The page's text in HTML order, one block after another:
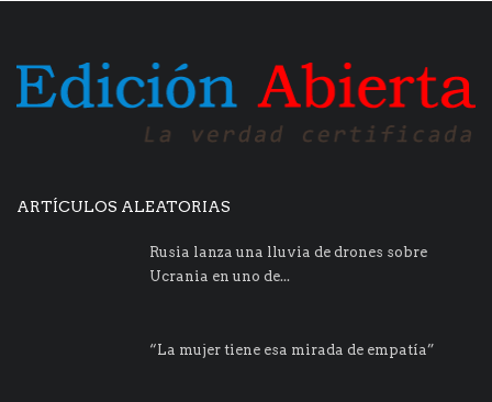
ARTÍCULOS ALEATORIAS
Rusia lanza una lluvia de drones sobre
Ucrania en uno de...
“La mujer tiene esa mirada de empatía”